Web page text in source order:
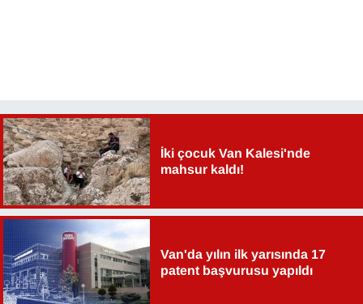
İki çocuk Van Kalesi'nde
mahsur kaldı!
Van'da yılın ilk yarısında 17
patent başvurusu yapıldı